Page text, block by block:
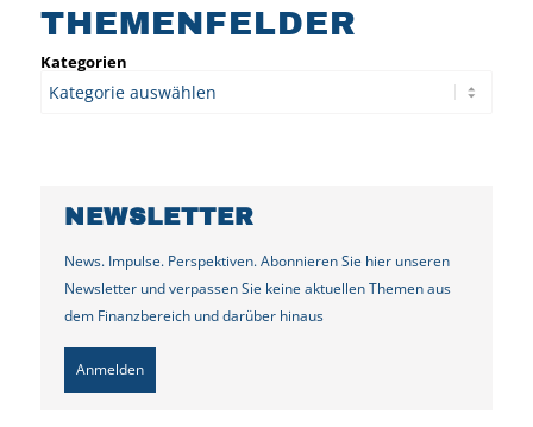
THEMENFELDER
Kategorien
NEWSLETTER
News. Impulse. Perspektiven. Abonnieren Sie hier unseren
Newsletter und verpassen Sie keine aktuellen Themen aus
dem Finanzbereich und darüber hinaus
Anmelden